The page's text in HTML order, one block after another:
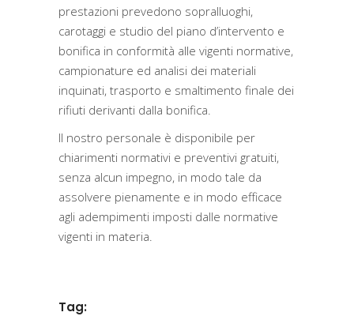
prestazioni prevedono sopralluoghi,
carotaggi e studio del piano d’intervento e
bonifica in conformità alle vigenti normative,
campionature ed analisi dei materiali
inquinati, trasporto e smaltimento finale dei
rifiuti derivanti dalla bonifica.
Il nostro personale è disponibile per
chiarimenti normativi e preventivi gratuiti,
senza alcun impegno, in modo tale da
assolvere pienamente e in modo efficace
agli adempimenti imposti dalle normative
vigenti in materia.
Tag: